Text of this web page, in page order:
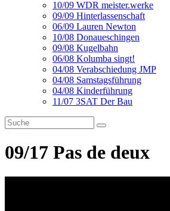
10/09 WDR meister.werke
09/09 Hinterlassenschaft
06/09 Lauren Newton
10/08 Donaueschingen
09/08 Kugelbahn
06/08 Kolumba singt!
04/08 Verabschiedung JMP
04/08 Samstagsführung
04/08 Kinderführung
11/07 3SAT Der Bau
09/17 Pas de deux